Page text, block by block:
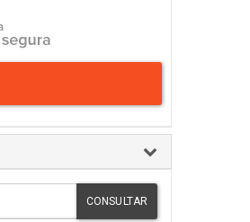
CONSULTAR